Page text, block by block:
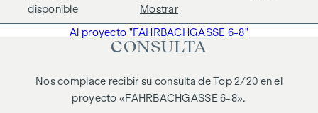
disponible Mostrar
Al proyecto "FAHRBACHGASSE 6-8"
CONSULTA
Nos complace recibir su consulta de Top 2/20 en el
proyecto «FAHRBACHGASSE 6-8».